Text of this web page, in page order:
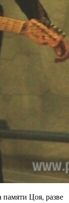
памяти Цоя, разве